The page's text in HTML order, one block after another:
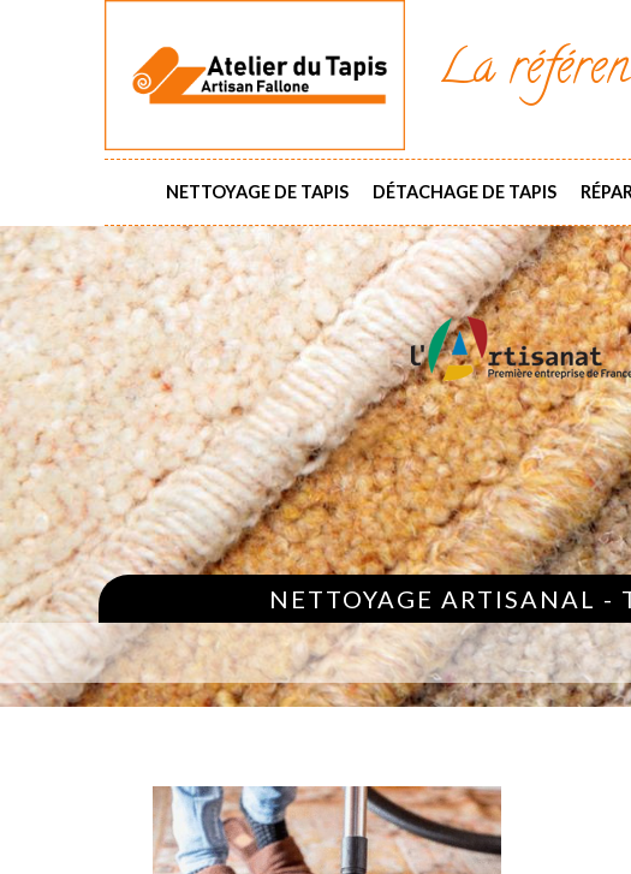
La
NETTOYAGE DE TAPIS DÉTACHAGE DE TAPIS
NETTOYAGE ARTISANAL -